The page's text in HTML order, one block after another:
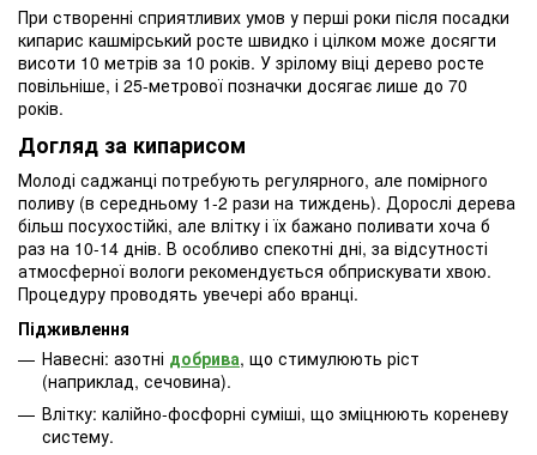
При створенні сприятливих умов у перші роки після посадки
кипарис кашмірський росте швидко і цілком може досягти
висоти 10 метрів за 10 років. У зрілому віці дерево росте
повільніше, і 25-метрової позначки досягає лише до 70
років.
Догляд за кипарисом
Молоді саджанці потребують регулярного, але помірного
поливу (в середньому 1-2 рази на тиждень). Дорослі дерева
більш посухостійкі, але влітку і їх бажано поливати хоча б
раз на 10-14 днів. В особливо спекотні дні, за відсутності
атмосферної вологи рекомендується обприскувати хвою.
Процедуру проводять увечері або вранці.
Підживлення
Навесні: азотні добрива, що стимулюють ріст
(наприклад, сечовина).
Влітку: калійно-фосфорні суміші, що зміцнюють кореневу
систему.